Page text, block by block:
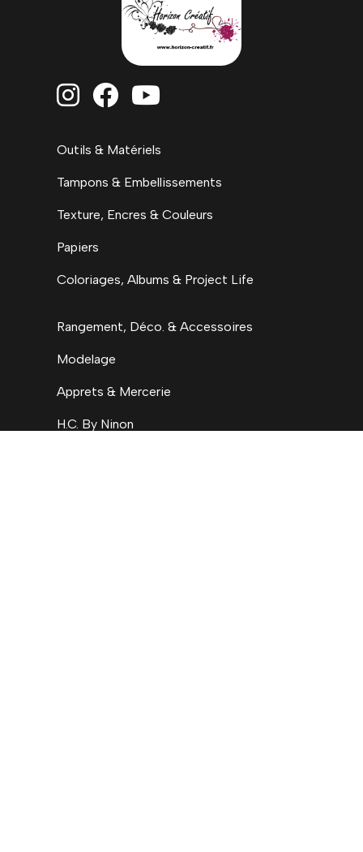
  
Outils & Matériels
Tampons & Embellissements
Texture, Encres & Couleurs
Papiers
Coloriages, Albums & Project Life
Rangement, Déco. & Accessoires
Modelage
Apprets & Mercerie
H.C. By Ninon